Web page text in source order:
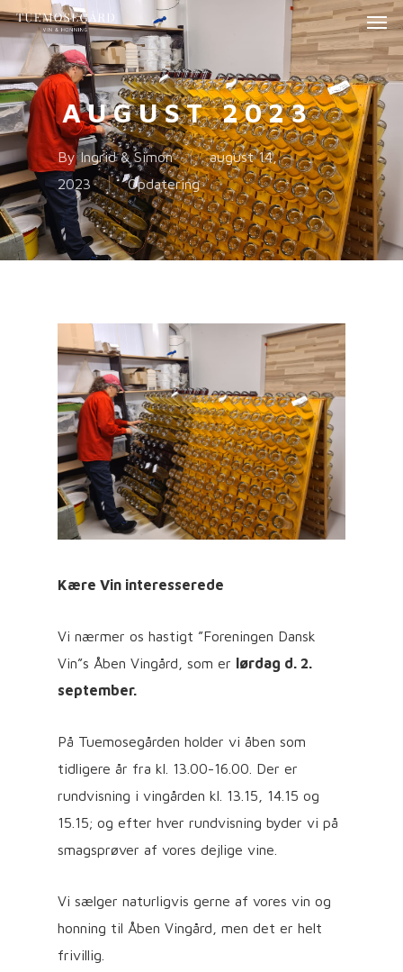
AUGUST 2023
ByIngrid & Simon
august 14,
2023
Opdatering
Kære Vin interesserede
Vi nærmer os hastigt ”Foreningen Dansk
Vin”s Åben Vingård, som er lørdag d. 2.
september.
På Tuemosegården holder vi åben som
tidligere år fra kl. 13.00-16.00. Der er
rundvisning i vingården kl. 13.15, 14.15 og
15.15; og efter hver rundvisning byder vi på
smagsprøver af vores dejlige vine.
Vi sælger naturligvis gerne af vores vin og
honning til Åben Vingård, men det er helt
frivillig.